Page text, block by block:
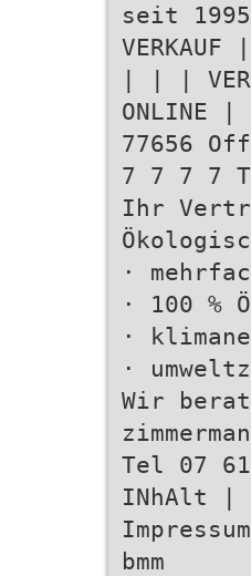
seit 1995
| | |
ONLINE
77656
7 7 7 7
Ihr
·
· 100 %
·
·
Wir
Tel 07
INhAlt |
Impressum
bmm